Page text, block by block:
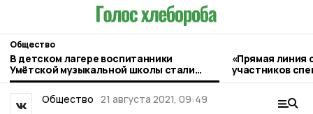
Общество
В детском лагере воспитанники
Умётской музыкальной школы стали
кинокомандой «Columbia Pictures»
(фото)
«Прямая линия
участников
прошла в Умёте
Общество 21 августа 2021, 09:49